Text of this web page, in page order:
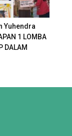
Yuhendra
1 LOMBA
DALAM